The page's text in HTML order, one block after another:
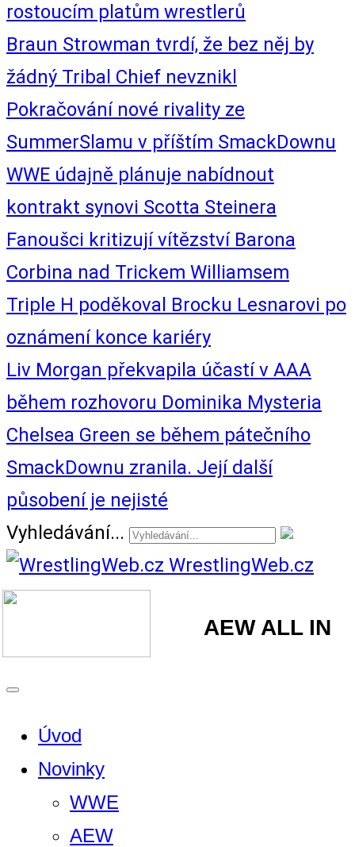
rostoucím platům wrestlerů
Braun Strowman tvrdí, že bez něj by
žádný Tribal Chief nevznikl
Pokračování nové rivality ze
SummerSlamu v příštím SmackDownu
WWE údajně plánuje nabídnout
kontrakt synovi Scotta Steinera
Fanoušci kritizují vítězství Barona
Corbina nad Trickem Williamsem
Triple H poděkoval Brocku Lesnarovi po
oznámení konce kariéry
Liv Morgan překvapila účastí v AAA
během rozhovoru Dominika Mysteria
Chelsea Green se během pátečního
SmackDownu zranila. Její další
působení je nejisté
Vyhledávání...
WrestlingWeb.cz
AEW ALL IN
Úvod
Novinky
WWE
AEW